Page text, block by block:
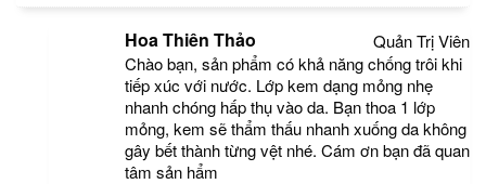
Quản Trị Viên
Hoa Thiên Thảo
Chào bạn, sản phẩm có khả năng chống trôi khi
tiếp xúc với nước. Lớp kem dạng mỏng nhẹ
nhanh chóng hấp thụ vào da. Bạn thoa 1 lớp
mỏng, kem sẽ thẩm thấu nhanh xuống da không
gây bết thành từng vệt nhé. Cám ơn bạn đã quan
tâm sản hẩm